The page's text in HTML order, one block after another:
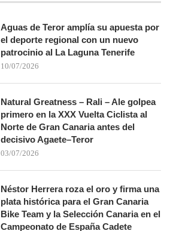
Aguas de Teror amplía su apuesta por
el deporte regional con un nuevo
patrocinio al La Laguna Tenerife
10/07/2026
Natural Greatness – Rali – Ale golpea
primero en la XXX Vuelta Ciclista al
Norte de Gran Canaria antes del
decisivo Agaete–Teror
03/07/2026
Néstor Herrera roza el oro y firma una
plata histórica para el Gran Canaria
Bike Team y la Selección Canaria en el
Campeonato de España Cadete